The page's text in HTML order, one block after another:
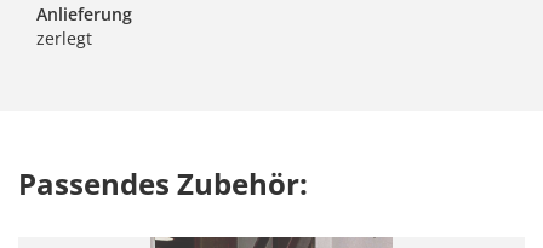
Anlieferung
zerlegt
Passendes Zubehör: